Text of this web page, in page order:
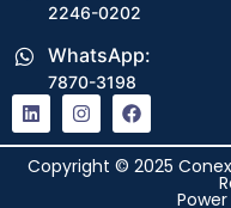
2246-0202
WhatsApp:
7870-3198
Copyright © 2025